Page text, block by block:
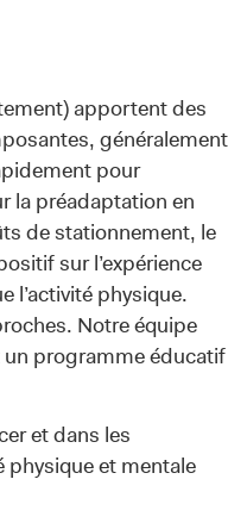
apportent des
généralement
pour
la préadaptation en
de stationnement, le
sur l’expérience
l’activité physique.
Notre équipe
un programme éducatif
et dans les
physique et mentale